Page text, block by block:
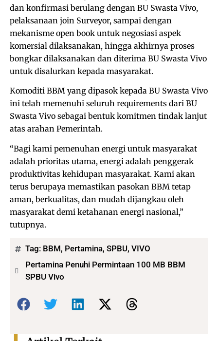
dan konfirmasi berulang dengan BU Swasta Vivo,
pelaksanaan join Surveyor, sampai dengan
mekanisme open book untuk negosiasi aspek
komersial dilaksanakan, hingga akhirnya proses
bongkar dilaksanakan dan diterima BU Swasta Vivo
untuk disalurkan kepada masyarakat.
Komoditi BBM yang dipasok kepada BU Swasta Vivo
ini telah memenuhi seluruh requirements dari BU
Swasta Vivo sebagai bentuk komitmen tindak lanjut
atas arahan Pemerintah.
“Bagi kami pemenuhan energi untuk masyarakat
adalah prioritas utama, energi adalah penggerak
produktivitas kehidupan masyarakat. Kami akan
terus berupaya memastikan pasokan BBM tetap
aman, berkualitas, dan mudah dijangkau oleh
masyarakat demi ketahanan energi nasional,”
tutupnya.
Tag: BBM, Pertamina, SPBU, VIVO
Pertamina Penuhi Permintaan 100 MB BBM
SPBU Vivo
Bagikan: